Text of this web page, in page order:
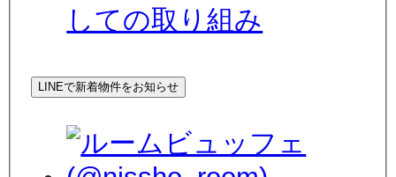
しての取り組み
LINEで新着物件をお知らせ